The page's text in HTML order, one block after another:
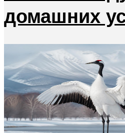
домашних